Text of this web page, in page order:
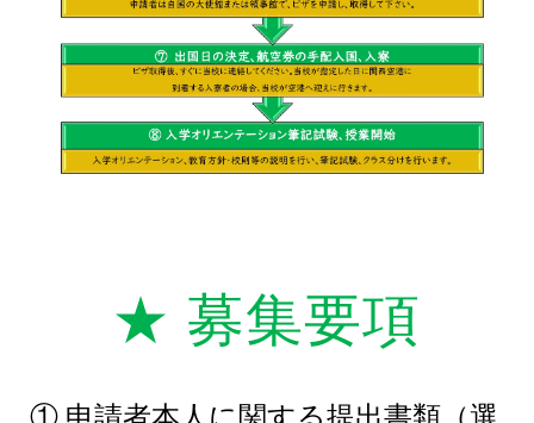
★ 募集要項
① 申請者本人に関する提出書類（選